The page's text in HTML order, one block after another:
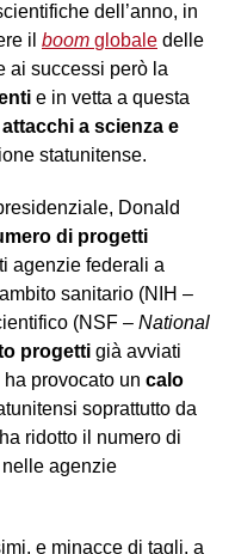
dell’anno, in
il boom globale delle
ai successi però la
e in vetta a questa
attacchi a scienza e
statunitense.
Donald
di progetti
agenzie federali a
sanitario (NIH –
(NSF – National
progetti già avviati
provocato un calo
soprattutto da
ridotto il numero di
agenzie
e minacce di tagli, a